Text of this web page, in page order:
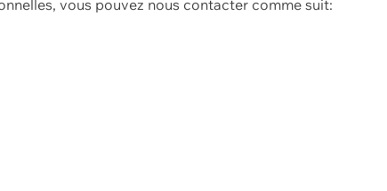
vous pouvez nous contacter comme suit: